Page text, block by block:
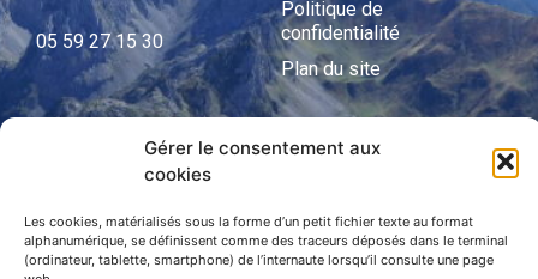
Gérer le consentement aux
cookies
Les cookies, matérialisés sous la forme d’un petit fichier texte au format
alphanumérique, se définissent comme des traceurs déposés dans le terminal
(ordinateur, tablette, smartphone) de l’internaute lorsqu’il consulte une page
05 59 27 15 30
Politique de
confidentialité
Plan du site
Parc national des Pyrénées